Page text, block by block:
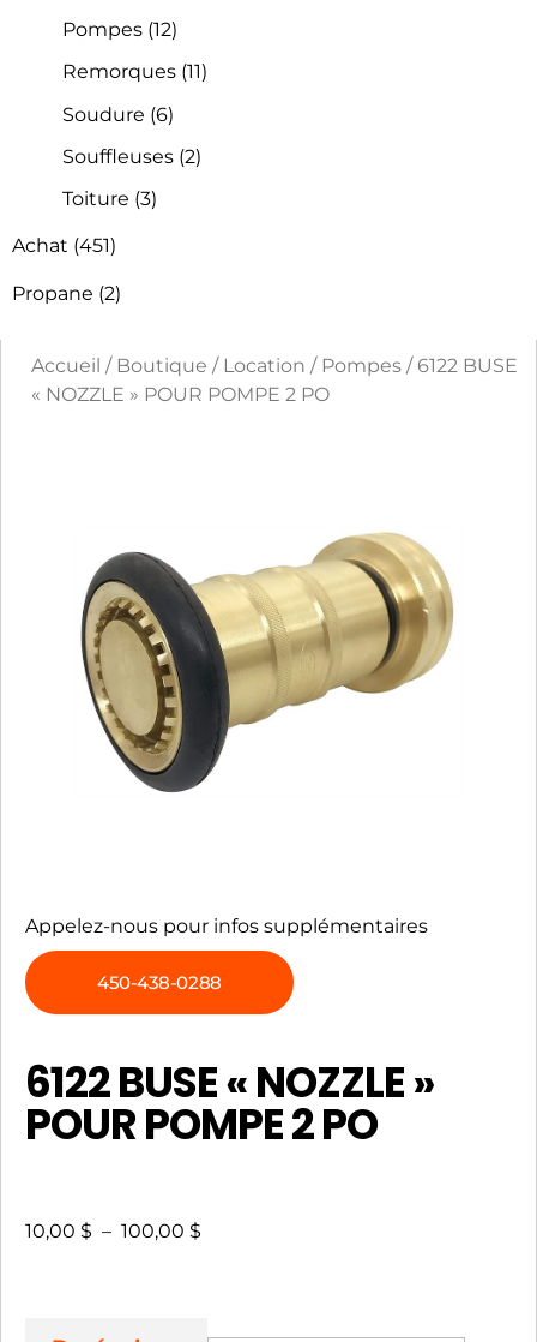
Pompes (12)
Remorques (11)
Soudure (6)
Souffleuses (2)
Toiture (3)
Achat (451)
Propane (2)
Accueil / Boutique / Location / Pompes / 6122 BUSE
« NOZZLE » POUR POMPE 2 PO
Appelez-nous pour infos supplémentaires
450-438-0288
6122 BUSE « NOZZLE »
POUR POMPE 2 PO
10,00 $ – 100,00 $